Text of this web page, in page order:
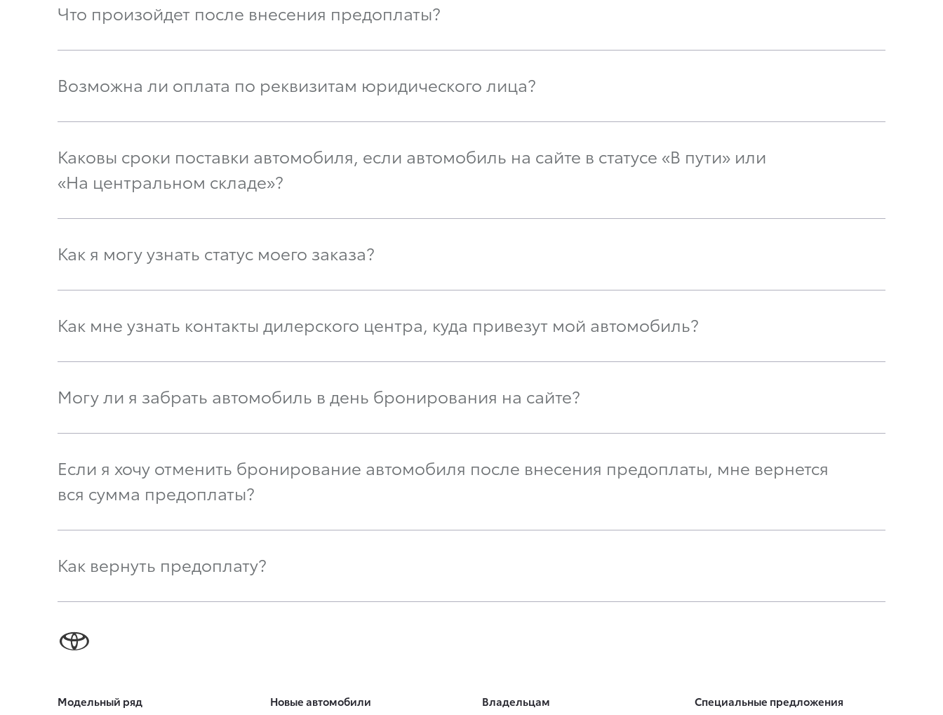
Что произойдет после внесения предоплаты?
Возможна ли оплата по реквизитам юридического лица?
Каковы сроки поставки автомобиля, если автомобиль на сайте в статусе «В пути» или
«На центральном складе»?
Как я могу узнать статус моего заказа?
Как мне узнать контакты дилерского центра, куда привезут мой автомобиль?
Могу ли я забрать автомобиль в день бронирования на сайте?
Если я хочу отменить бронирование автомобиля после внесения предоплаты, мне вернется
вся сумма предоплаты?
Как вернуть предоплату?
Модельный ряд Новые автомобили Владельцам Специальные предложения